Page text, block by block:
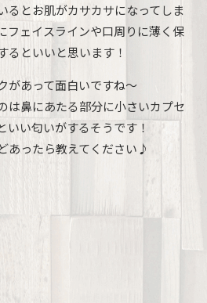
るとお肌がカサカサになってしま
フェイスラインや口周りに薄く保
るといいと思います！
があって面白いですね～
は鼻にあたる部分に小さいカプセ
いい匂いがするそうです！
あったら教えてください♪